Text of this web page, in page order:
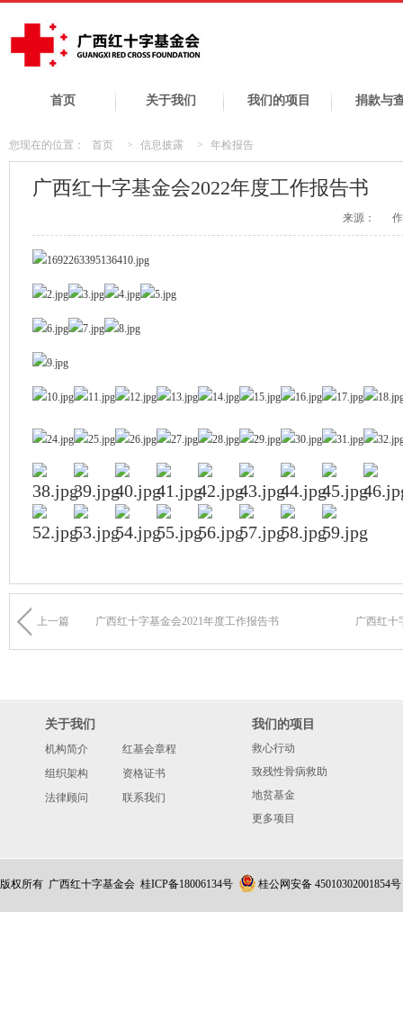
首页 关于我们 我们的项目 捐款与
您现在的位置： 首页 > 信息披露 > 年检报告
广西红十字基金会2022年度工作报告书
来源：
上一篇 广西红十字基金会2021年度工作报告书 广西红十
关于我们
机构简介
红基会章程
组织架构
资格证书
法律顾问
联系我们
我们的项目
救心行动
致残性骨病救助
地贫基金
更多项目
版权所有 广西红十字基金会 桂ICP备18006134号 桂公网安备 45010302001854号